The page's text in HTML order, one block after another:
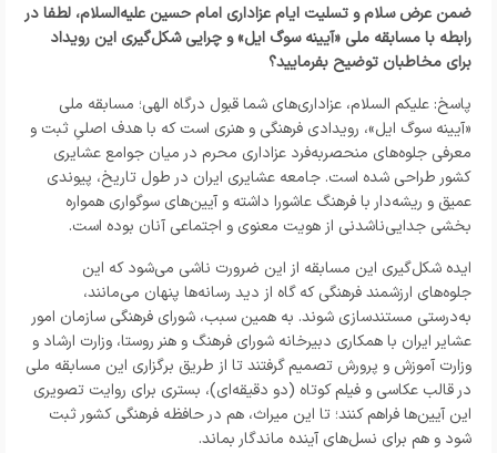
ضمن عرض سلام و تسلیت ایام عزاداری امام حسین علیه‌السلام، لطفا در
رابطه با مسابقه ملی «آیینه سوگ ایل» و چرایی شکل‌گیری این رویداد
برای مخاطبان توضیح بفرمایید؟
پاسخ: علیکم السلام، عزاداری‌های شما قبول درگاه الهی؛ مسابقه ملی
«آیینه سوگ ایل»، رویدادی فرهنگی و هنری است که با هدف اصلیِ ثبت و
معرفی جلوه‌های منحصربه‌فرد عزاداری محرم در میان جوامع عشایری
کشور طراحی شده است. جامعه عشایری ایران در طول تاریخ، پیوندی
عمیق و ریشه‌دار با فرهنگ عاشورا داشته و آیین‌های سوگواری همواره
بخشی جدایی‌ناشدنی از هویت معنوی و اجتماعی آنان بوده است.
ایده شکل‌گیری این مسابقه از این ضرورت ناشی می‌شود که این
جلوه‌های ارزشمند فرهنگی که گاه از دید رسانه‌ها پنهان می‌مانند،
به‌درستی مستندسازی شوند. به همین سبب، شورای فرهنگی سازمان امور
عشایر ایران با همکاری دبیرخانه شورای فرهنگ و هنر روستا، وزارت ارشاد و
وزارت آموزش و پرورش تصمیم گرفتند تا از طریق برگزاری این مسابقه ملی
در قالب عکاسی و فیلم کوتاه (دو دقیقه‌ای)، بستری برای روایت تصویری
این آیین‌ها فراهم کنند؛ تا این میراث، هم در حافظه فرهنگی کشور ثبت
شود و هم برای نسل‌های آینده ماندگار بماند.